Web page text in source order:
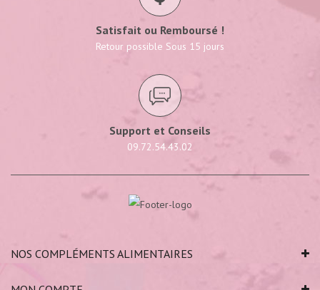
Satisfait ou Remboursé !
Retour possible Sous 15 jours
Support et Conseils
09.72.54.43.02
NOS COMPLÉMENTS ALIMENTAIRES